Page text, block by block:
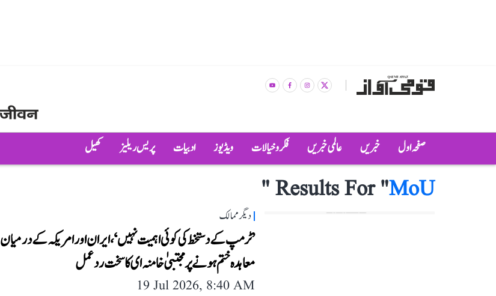
صفحہ اول خبریں عالمی خبریں فکر و خیالات ویڈیوز ادبیات پریس ریلیز کھیل
Results For "MoU
"
دیگر ممالک
’ٹرمپ کے دستخط کی کوئی اہمیت نہیں‘، ایران اور امریکہ کے درمیان
معاہدہ ختم ہونے پر مجتبیٰ خامنہ ای کا سخت ردعمل
19 Jul 2026, 8:40 AM